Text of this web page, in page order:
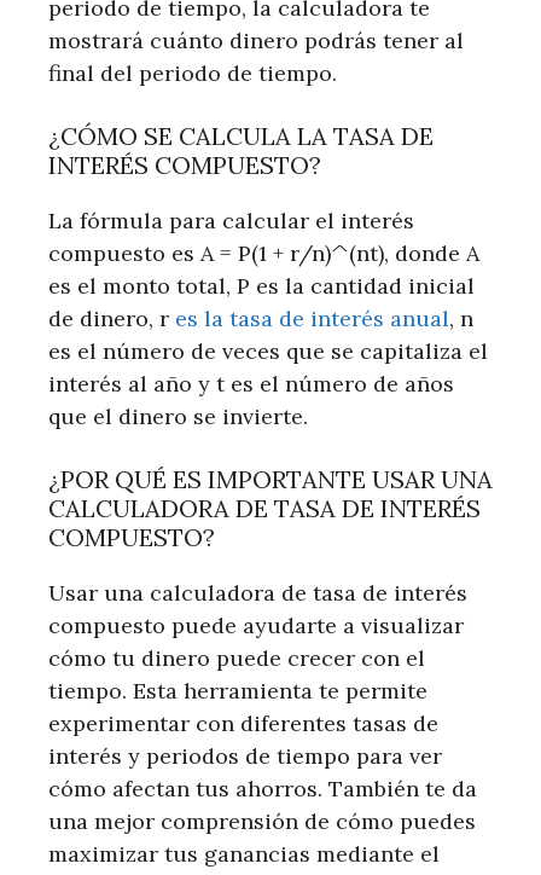
periodo de tiempo, la calculadora te
mostrará cuánto dinero podrás tener al
final del periodo de tiempo.
¿CÓMO SE CALCULA LA TASA DE
INTERÉS COMPUESTO?
La fórmula para calcular el interés
compuesto es A = P(1 + r/n)^(nt), donde A
es el monto total, P es la cantidad inicial
de dinero, r es la tasa de interés anual, n
es el número de veces que se capitaliza el
interés al año y t es el número de años
que el dinero se invierte.
¿POR QUÉ ES IMPORTANTE USAR UNA
CALCULADORA DE TASA DE INTERÉS
COMPUESTO?
Usar una calculadora de tasa de interés
compuesto puede ayudarte a visualizar
cómo tu dinero puede crecer con el
tiempo. Esta herramienta te permite
experimentar con diferentes tasas de
interés y periodos de tiempo para ver
cómo afectan tus ahorros. También te da
una mejor comprensión de cómo puedes
maximizar tus ganancias mediante el